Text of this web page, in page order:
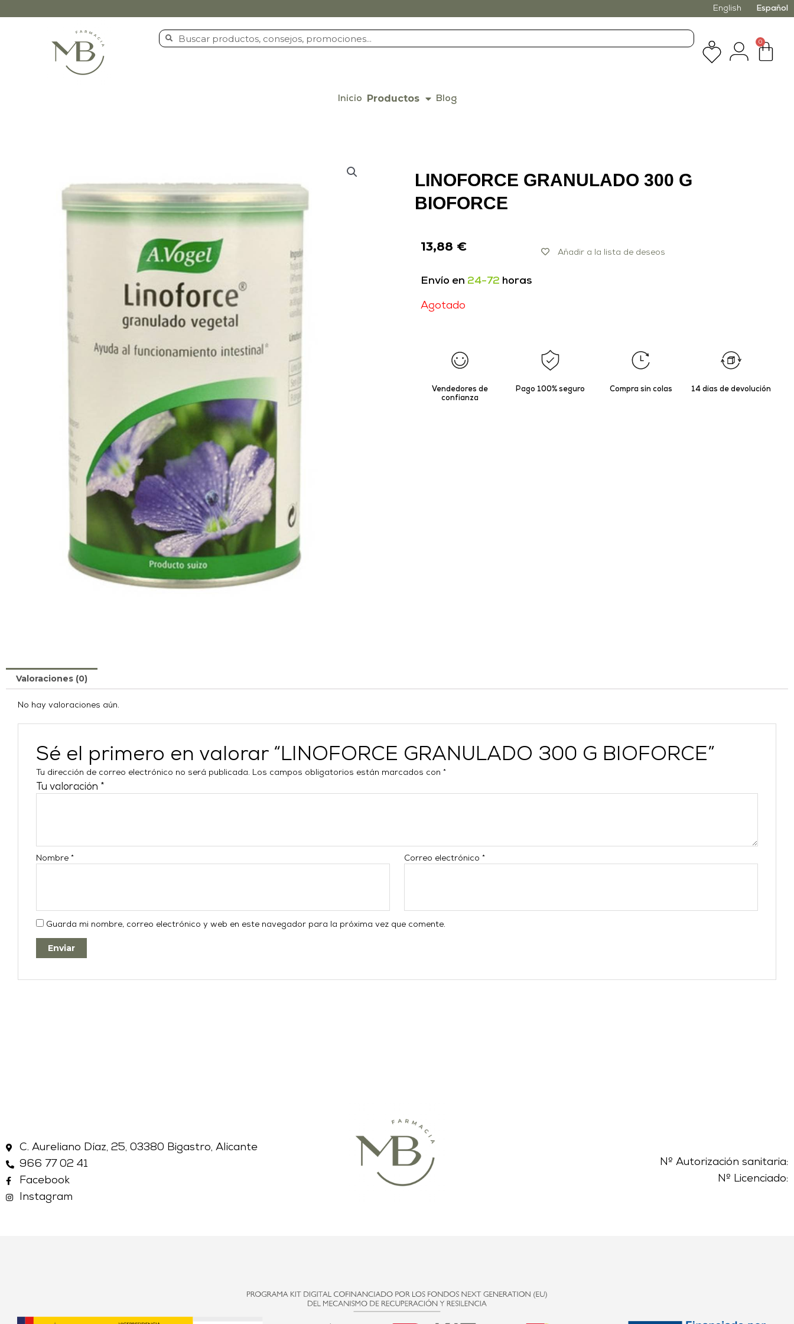
English Español
0
Inicio Productos Blog
LINOFORCE GRANULADO 300 G
BIOFORCE
13,88 € Añadir a la lista de deseos
Envío en 24-72 horas
Agotado
Vendedores de
confianza
Pago 100% seguro Compra sin colas 14 días de devolución
Valoraciones (0)
No hay valoraciones aún.
Sé el primero en valorar “LINOFORCE GRANULADO 300 G BIOFORCE”
Tu dirección de correo electrónico no será publicada. Los campos obligatorios están marcados con*
Tu valoración *
Nombre* Correo electrónico*
Guarda mi nombre, correo electrónico y web en este navegador para la próxima vez que comente.
C. Aureliano Díaz, 25, 03380 Bigastro, Alicante
966 77 02 41
Facebook
Instagram
Nº Autorización sanitaria:
Nº Licenciado: